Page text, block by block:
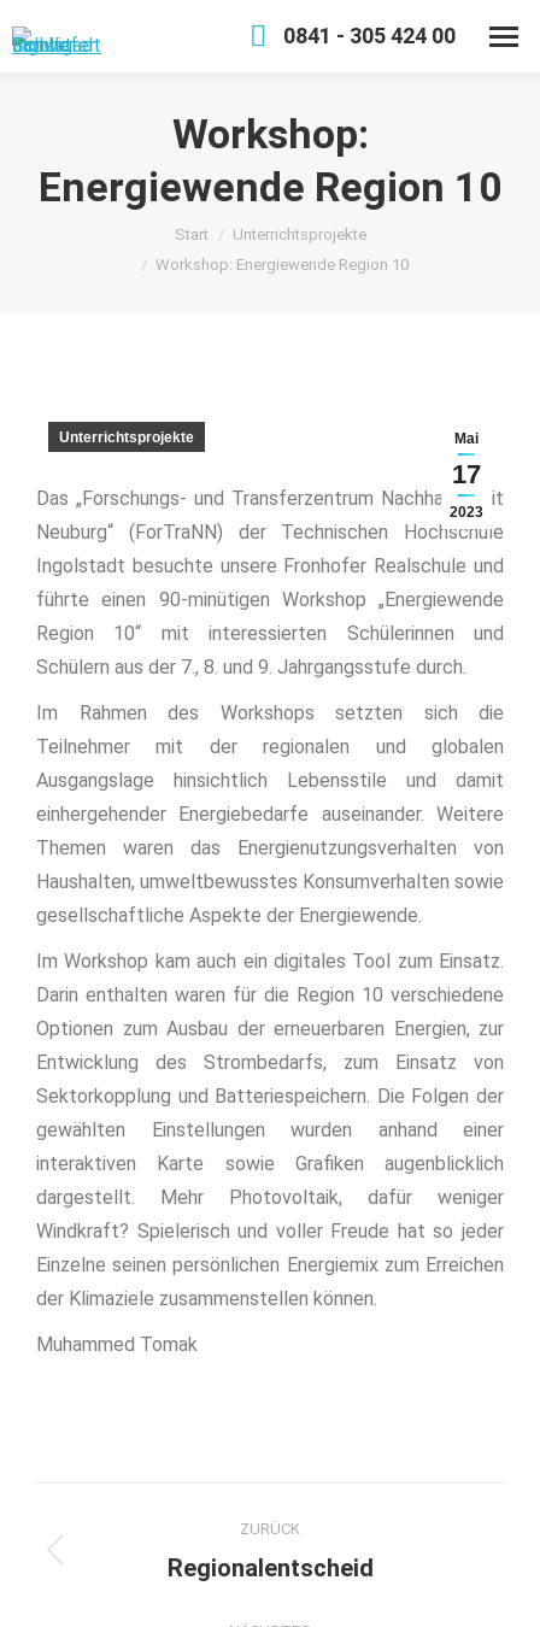
0841 - 305 424 00
Workshop:
Energiewende Region 10
Sie befinden sich hier:
Start
Unterrichtsprojekte
Workshop: Energiewende Region 10
Mai
17
2023
Unterrichtsprojekte
Das „Forschungs- und Transferzentrum Nachhaltigkeit
Neuburg“ (ForTraNN) der Technischen Hochschule
Ingolstadt besuchte unsere Fronhofer Realschule und
führte einen 90-minütigen Workshop „Energiewende
Region 10“ mit interessierten Schülerinnen und
Schülern aus der 7., 8. und 9. Jahrgangsstufe durch.
Im Rahmen des Workshops setzten sich die
Teilnehmer mit der regionalen und globalen
Ausgangslage hinsichtlich Lebensstile und damit
einhergehender Energiebedarfe auseinander. Weitere
Themen waren das Energienutzungsverhalten von
Haushalten, umweltbewusstes Konsumverhalten sowie
gesellschaftliche Aspekte der Energiewende.
Im Workshop kam auch ein digitales Tool zum Einsatz.
Darin enthalten waren für die Region 10 verschiedene
Optionen zum Ausbau der erneuerbaren Energien, zur
Entwicklung des Strombedarfs, zum Einsatz von
Sektorkopplung und Batteriespeichern. Die Folgen der
gewählten Einstellungen wurden anhand einer
interaktiven Karte sowie Grafiken augenblicklich
dargestellt. Mehr Photovoltaik, dafür weniger
Windkraft? Spielerisch und voller Freude hat so jeder
Einzelne seinen persönlichen Energiemix zum Erreichen
der Klimaziele zusammenstellen können.
Muhammed Tomak
Kommentarnavigation
ZURÜCK
Vorheriger
Regionalentscheid